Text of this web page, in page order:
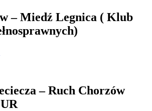
– Miedź Legnica ( Klub
– Ruch Chorzów